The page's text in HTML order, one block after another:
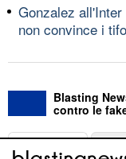
Gonzalez
non convince i
Blasting
contro le
ABOUT